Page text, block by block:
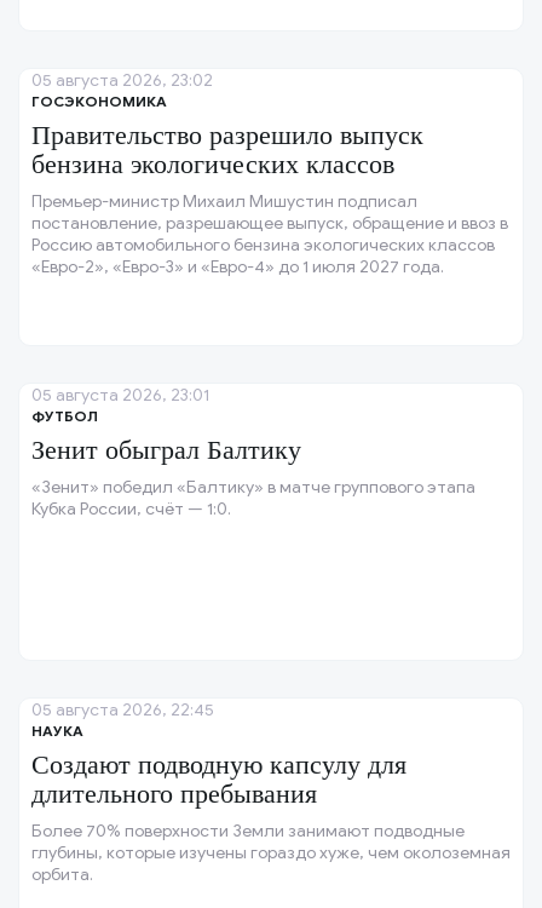
ГОСЭКОНОМИКА
Правительство разрешило выпуск
бензина экологических классов
Премьер-министр Михаил Мишустин подписал
постановление, разрешающее выпуск, обращение и ввоз в
Россию автомобильного бензина экологических классов
«Евро-2», «Евро-3» и «Евро-4» до 1 июля 2027 года.
05 августа 2026, 23:02
ФУТБОЛ
Зенит обыграл Балтику
«Зенит» победил «Балтику» в матче группового этапа
Кубка России, счёт — 1:0.
05 августа 2026, 23:01
НАУКА
Создают подводную капсулу для
длительного пребывания
Более 70% поверхности Земли занимают подводные
глубины, которые изучены гораздо хуже, чем околоземная
орбита.
05 августа 2026, 22:45